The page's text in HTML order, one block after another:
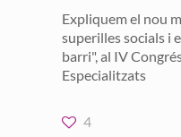
Expliquem el nou
superilles socials i
barri", al IV
Especialitzats
4